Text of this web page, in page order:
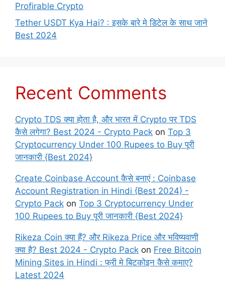
Profirable Crypto
Tether USDT Kya Hai? : इसके बारे मे डिटेल के साथ जाने
Best 2024
Recent Comments
Crypto TDS क्या होता है, और भारत में Crypto पर TDS
कैसे लगेगा? Best 2024 - Crypto Pack on Top 3
Cryptocurrency Under 100 Rupees to Buy पूरी
जानकारी {Best 2024}
Create Coinbase Account कैसे बनाएं : Coinbase
Account Registration in Hindi {Best 2024} -
Crypto Pack on Top 3 Cryptocurrency Under
100 Rupees to Buy पूरी जानकारी {Best 2024}
Rikeza Coin क्या हैं? और Rikeza Price और भविष्यवाणी
क्या है? Best 2024 - Crypto Pack on Free Bitcoin
Mining Sites in Hindi : फ्री मे बिटकोइन कैसे कमाए?
Latest 2024